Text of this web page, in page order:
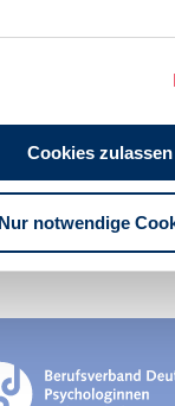
Cookies zulassen
Nur notwendige